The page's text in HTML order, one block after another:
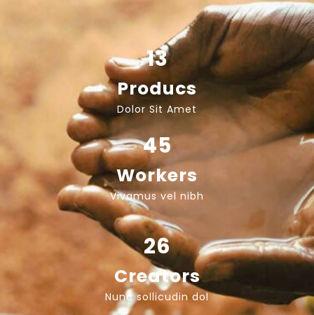
13
Producs
Dolor Sit Amet
45
Workers
Vivamus vel nibh
26
Creators
Nunc sollicudin dol